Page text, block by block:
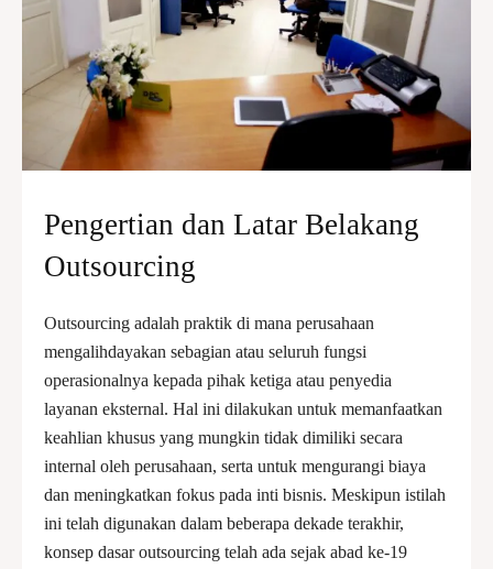
Pengertian dan Latar Belakang
Outsourcing
Outsourcing adalah praktik di mana perusahaan
mengalihdayakan sebagian atau seluruh fungsi
operasionalnya kepada pihak ketiga atau penyedia
layanan eksternal. Hal ini dilakukan untuk memanfaatkan
keahlian khusus yang mungkin tidak dimiliki secara
internal oleh perusahaan, serta untuk mengurangi biaya
dan meningkatkan fokus pada inti bisnis. Meskipun istilah
ini telah digunakan dalam beberapa dekade terakhir,
konsep dasar outsourcing telah ada sejak abad ke-19